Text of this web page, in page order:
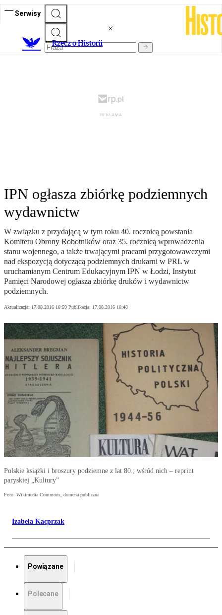
Serwisy
Rzecz o Historii
IPN ogłasza zbiórkę podziemnych
wydawnictw
W związku z przydającą w tym roku 40. rocznicą powstania
Komitetu Obrony Robotników oraz 35. rocznicą wprowadzenia
stanu wojennego, a także trwającymi pracami przygotowawczymi
nad ekspozycją dotyczącą podziemnych drukarni w PRL w
uruchamianym Centrum Edukacyjnym IPN w Łodzi, Instytut
Pamięci Narodowej ogłasza zbiórkę druków i wydawnictw
podziemnych.
Aktualizacja: 17.08.2016 10:59 Publikacja: 17.08.2016 10:48
Polskie książki i broszury podziemne z lat 80.; wśród nich – reprint
paryskiej „Kultury”
Foto: Wikimedia Commons, domena publiczna
Izabela Kacprzak
Powiązane
Polecane